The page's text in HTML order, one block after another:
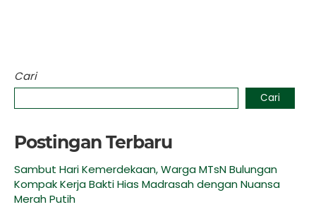
Cari
Cari
Postingan Terbaru
Sambut Hari Kemerdekaan, Warga MTsN Bulungan
Kompak Kerja Bakti Hias Madrasah dengan Nuansa
Merah Putih